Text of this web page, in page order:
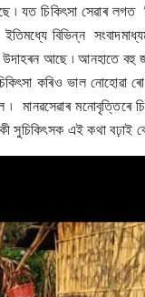
যত চিকিৎসা সেৱাৰ লগত
বিভিন্ন
উদাহৰন আছে ৷ আনহাতে
কৰিও ভাল নোহোৱা
মানৱসেৱাৰ মনোবৃত্তিৰে
সুচিকিৎসক এই কথা বঢ়াই